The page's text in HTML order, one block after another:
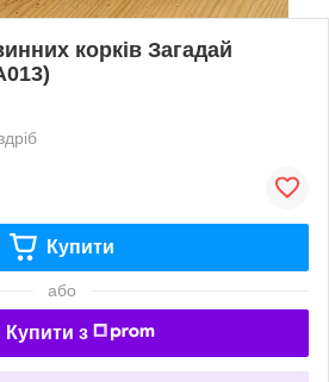
корків Загадай
Купити
або
Купити з